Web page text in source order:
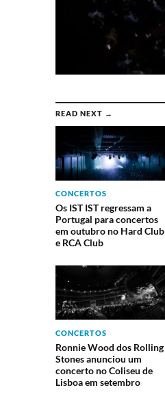
READ NEXT →
CONCERTOS
Os IST IST regressam a
Portugal para concertos
em outubro no Hard Club
e RCA Club
CONCERTOS
Ronnie Wood dos Rolling
Stones anunciou um
concerto no Coliseu de
Lisboa em setembro